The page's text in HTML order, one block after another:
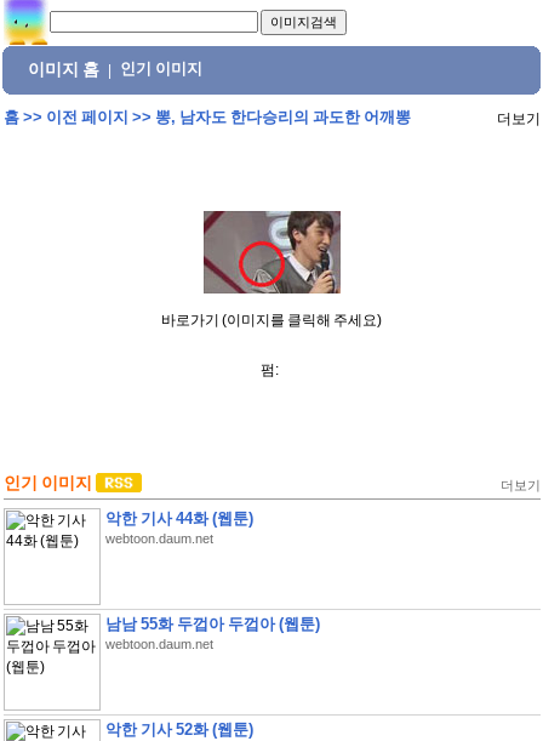
이미지 홈 인기 이미지
홈>> 이전 페이지 >> 뽕, 남자도 한다승리의 과도한 어깨뽕 더보기
바로가기 (이미지를 클릭해 주세요)
펌:
인기 이미지 더보기
악한 기사 44화 (웹툰)
webtoon.daum.net
남남 55화 두껍아 두껍아 (웹툰)
webtoon.daum.net
악한 기사 52화 (웹툰)